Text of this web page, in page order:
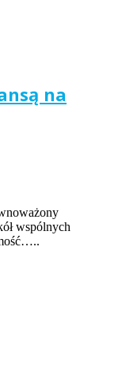
na
wspólnych